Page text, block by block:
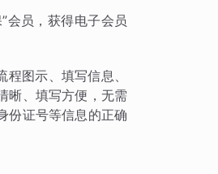
会员，获得电子会员
图示、填写信息、
晰、填写方便，无需
份证号等信息的正确